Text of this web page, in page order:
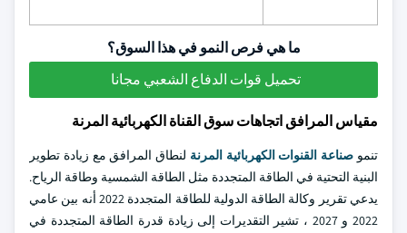
ما هي فرص النمو في هذا السوق؟
تحميل قوات الدفاع الشعبي مجانا
مقياس المرافق اتجاهات سوق القناة الكهربائية المرنة
تنمو صناعة القنوات الكهربائية المرنة لنطاق المرافق مع زيادة تطوير
البنية التحتية في الطاقة المتجددة مثل الطاقة الشمسية وطاقة الرياح.
يدعي تقرير وكالة الطاقة الدولية للطاقة المتجددة 2022 أنه بين عامي
2022 و 2027 ، تشير التقديرات إلى زيادة قدرة الطاقة المتجددة في